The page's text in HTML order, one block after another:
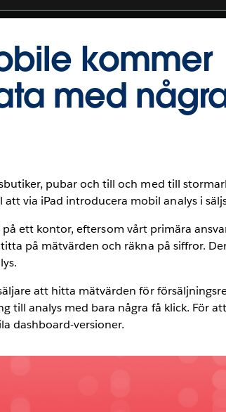
kommer
med
pubar och till och med till
via iPad introducera mobil analys i
ett kontor, eftersom vårt primära
på mätvärden och räkna på siffror.
att hitta mätvärden för
till analys med bara några få klick. För
dashboard-versioner.